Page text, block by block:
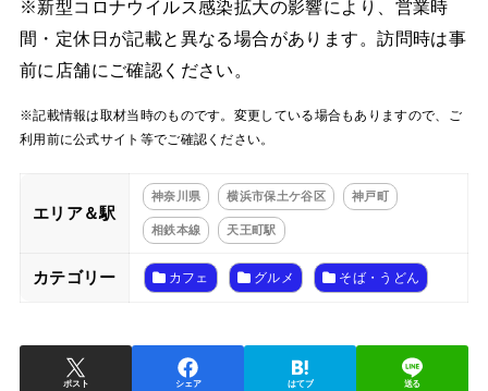
※新型コロナウイルス感染拡大の影響により、営業時
間・定休日が記載と異なる場合があります。訪問時は事
前に店舗にご確認ください。
※記載情報は取材当時のものです。変更している場合もありますので、ご
利用前に公式サイト等でご確認ください。
エリア＆駅
神奈川県 横浜市保土ケ谷区 神戸町
相鉄本線 天王町駅
カテゴリー カフェ グルメ そば・うどん
ポスト シェア はてブ 送る